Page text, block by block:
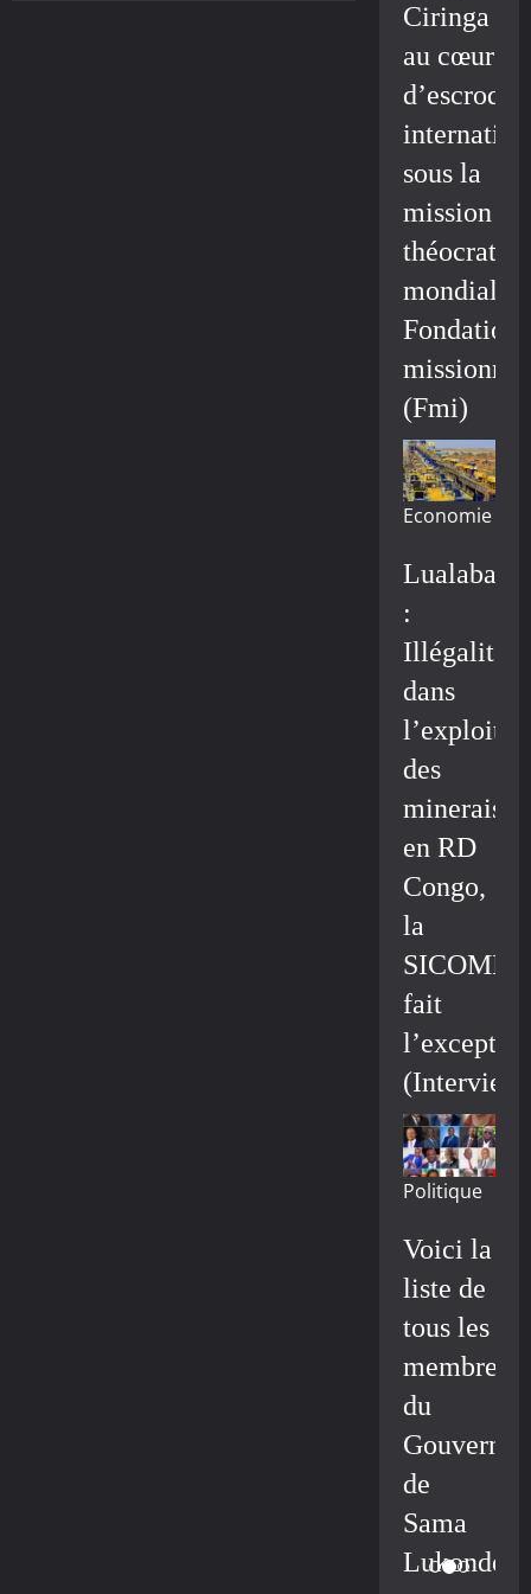
Ciringa
au cœur
sous la
mission
mondiale/
Fondation
(Fmi)
Economie
Lualaba
:
Illégalité
dans
des
minerais
en RD
Congo,
la
fait
(Interview)
Politique
Voici la
liste de
tous les
membres
du
de
Sama
Lukonde